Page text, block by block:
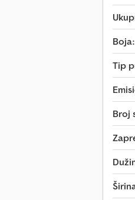
Boja:
Tip
Broj